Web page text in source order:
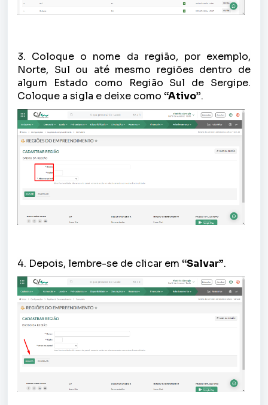
3. Coloque o nome da região, por exemplo,
Norte, Sul ou até mesmo regiões dentro de
algum Estado como Região Sul de Sergipe.
Coloque a sigla e deixe como “Ativo”.
4. Depois, lembre-se de clicar em “Salvar”.